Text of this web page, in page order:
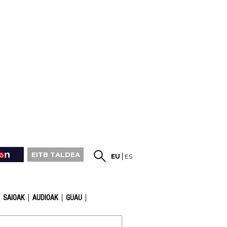
EITB TALDEA EU ES
SAIOAK AUDIOAK GUAU